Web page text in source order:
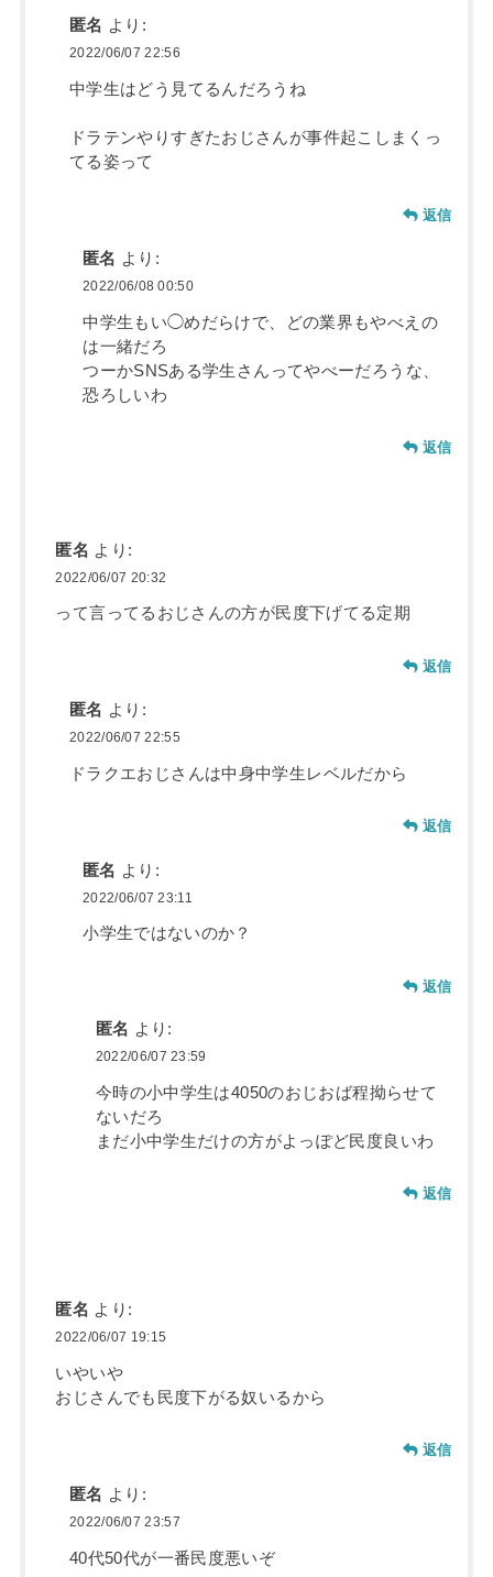
匿名 より:
2022/06/07 22:56
中学生はどう見てるんだろうね
ドラテンやりすぎたおじさんが事件起こしまくっ
てる姿って
返信
匿名 より:
2022/06/08 00:50
中学生もい◯めだらけで、どの業界もやべえの
は一緒だろ
つーかSNSある学生さんってやべーだろうな、
恐ろしいわ
返信
匿名 より:
2022/06/07 20:32
って言ってるおじさんの方が民度下げてる定期
返信
匿名 より:
2022/06/07 22:55
ドラクエおじさんは中身中学生レベルだから
返信
匿名 より:
2022/06/07 23:11
小学生ではないのか？
返信
匿名 より:
2022/06/07 23:59
今時の小中学生は4050のおじおば程拗らせて
ないだろ
まだ小中学生だけの方がよっぽど民度良いわ
返信
匿名 より:
2022/06/07 19:15
いやいや
おじさんでも民度下がる奴いるから
返信
匿名 より:
2022/06/07 23:57
40代50代が一番民度悪いぞ